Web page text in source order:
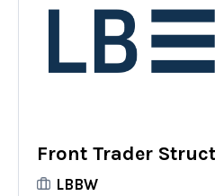
Front Trader
LBBW